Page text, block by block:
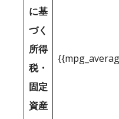
に基
づく
所得
税・
固定
資産